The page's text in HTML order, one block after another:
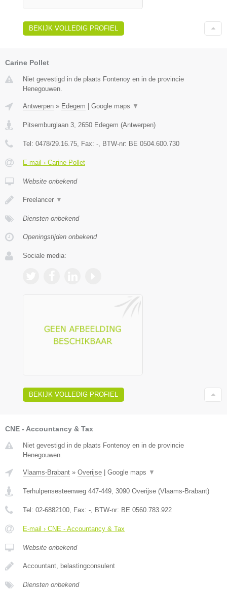
BEKIJK VOLLEDIG PROFIEL
Carine Pollet
Niet gevestigd in de plaats Fontenoy en in de provincie
Henegouwen.
Antwerpen » Edegem Google maps ▼
Pitsemburglaan 3, 2650 Edegem (Antwerpen)
Tel: 0478/29.16.75, Fax: -, BTW-nr: BE 0504.600.730
E-mail › Carine Pollet
Website onbekend
Freelancer ▼
Diensten onbekend
Openingstijden onbekend
Sociale media:
BEKIJK VOLLEDIG PROFIEL
CNE - Accountancy & Tax
Niet gevestigd in de plaats Fontenoy en in de provincie
Henegouwen.
Vlaams-Brabant » Overijse Google maps ▼
Terhulpensesteenweg 447-449 3090 Overijse (Vlaams-Brabant)
Tel: 02-6882100 , Fax: - , BTW-nr: BE 0560.783.922
E-mail › CNE - Accountancy & Tax
Website onbekend
Accountant, belastingconsulent
Diensten onbekend